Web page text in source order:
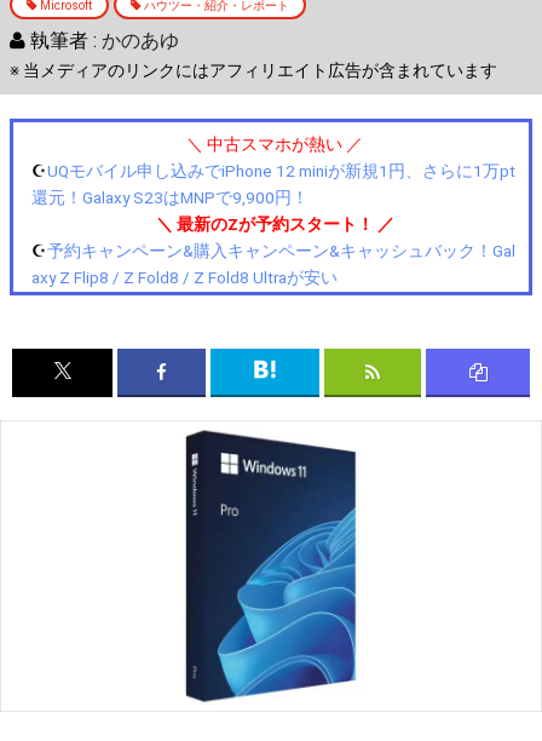
Microsoft ハウツー・紹介・レポート
執筆者 : かのあゆ
※ 当メディアのリンクにはアフィリエイト広告が含まれています
＼ 中古スマホが熱い ／
☪️UQモバイル申し込みでiPhone 12 miniが新規1円、さらに1万pt
還元！Galaxy S23はMNPで9,900円！
＼ 最新のZが予約スタート！ ／
☪️予約キャンペーン&購入キャンペーン&キャッシュバック！Gal
axy Z Flip8 / Z Fold8 / Z Fold8 Ultraが安い